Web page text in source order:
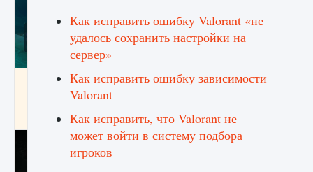
Как приручить существ из степей Тамура в
игре Creatures of Ava
9 августа 2024 1 164 0 0
Как исправить ошибку Valorant «не
удалось сохранить настройки на
сервер»
Как исправить ошибку зависимости
Valorant
Как исправить, что Valorant не
может войти в систему подбора
игроков